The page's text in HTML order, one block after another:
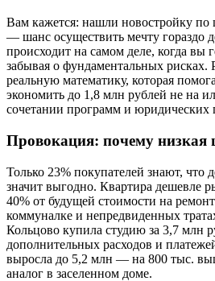
Вам кажется: нашли новостройку
— шанс осуществить мечту гораздо
происходит на самом деле, когда вы
забывая о фундаментальных рисках.
реальную математику, которая
экономить до 1,8 млн рублей не на
сочетании программ и юридических
Провокация: почему низкая
Только 23% покупателей знают, что
значит выгодно. Квартира дешевле
40% от будущей стоимости на
коммуналке и непредвиденных
Кольцово купила студию за 3,7 млн
дополнительных расходов и
выросла до 5,2 млн — на 800 тыс.
аналог в заселенном доме.